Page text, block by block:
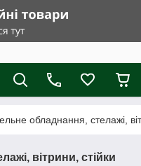
обладнання, стелажі,
вітрини, стійки